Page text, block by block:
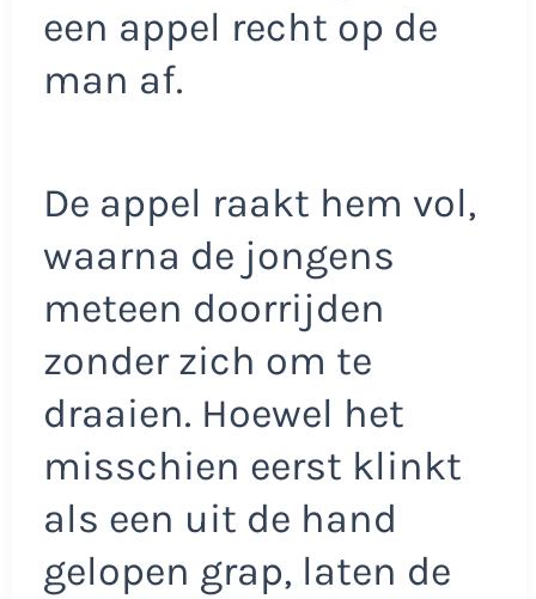
een appel recht op de
man af.
De appel raakt hem vol,
waarna de jongens
meteen doorrijden
zonder zich om te
draaien. Hoewel het
misschien eerst klinkt
als een uit de hand
gelopen grap, laten de